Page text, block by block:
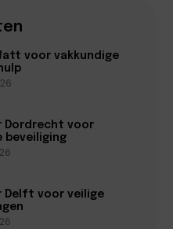
voor vakkundige
Dordrecht voor
beveiliging
Delft voor veilige